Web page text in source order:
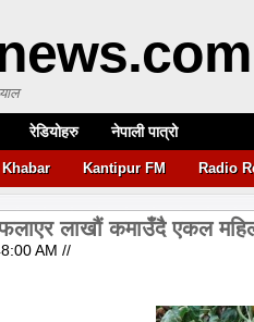
रेडियोहरु नेपाली पात्रो
Kantipur FM Radio
लाखौं कमाउँदै एकल
AM //